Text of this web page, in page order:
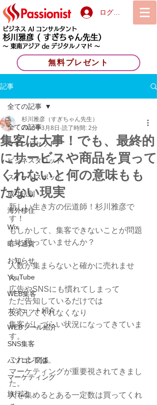
ログイン
ビジネス AI コンサルタント
杉川雅彦 ( すぎちゃん先生）
〜 東南アジア de デジタルノマド 〜
無料プレゼント
記事
全ての記事
マインドセット
ビジネスタロット
スイートスポット
成功法則
海外移住
Wix
暗号通貨
お知らせ
YouTube
WEB集客
ガジェット紹介
WEBツール紹介
SNS集客
パソコン関係
マーケティング
旅行記
全ての記事
集客は大事！でも、最終的
にサービスや商品を買って
くれないと何の意味もも
たない現実
杉川雅彦（すぎちゃん先生）
2018年3月8日 読了時間: 2分
新しい生き方の伝道師！杉川雅彦で
す！
もしかして、集客できないことが問題
だと思っていませんか？
人数が集まらないと確かに売れませ
ん。
広告やSNSにも慣れてしまって
ただ告知しているだけでは
反応してくれなくなり
集客がしづらい状況になってきていま
す。
これまでは、
マーケティングが重要視されてきまし
た。
人を集めるとある一定数は買ってくれ